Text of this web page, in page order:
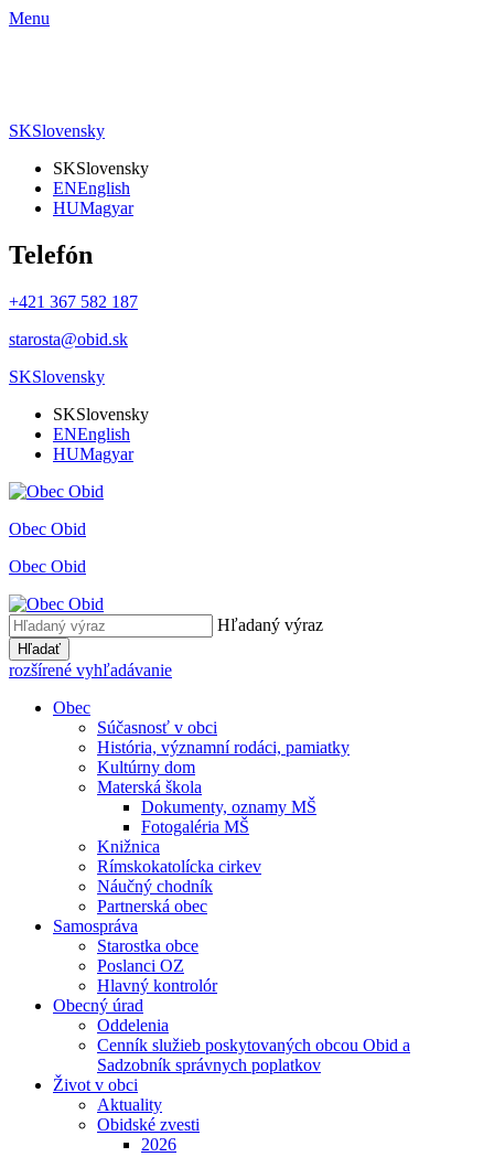
Menu
SKSlovensky
SKSlovensky
ENEnglish
HUMagyar
Telefón
+421 367 582 187
starosta@obid.sk
SKSlovensky
SKSlovensky
ENEnglish
HUMagyar
Obec Obid
Obec Obid
Hľadaný výraz
Hľadať
rozšírené vyhľadávanie
Obec
Súčasnosť v obci
História, významní rodáci, pamiatky
Kultúrny dom
Materská škola
Dokumenty, oznamy MŠ
Fotogaléria MŠ
Knižnica
Rímskokatolícka cirkev
Náučný chodník
Partnerská obec
Samospráva
Starostka obce
Poslanci OZ
Hlavný kontrolór
Obecný úrad
Oddelenia
Cenník služieb poskytovaných obcou Obid a
Sadzobník správnych poplatkov
Život v obci
Aktuality
Obidské zvesti
2026